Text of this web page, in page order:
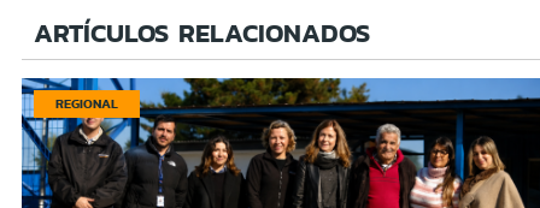
ARTÍCULOS RELACIONADOS
REGIONAL